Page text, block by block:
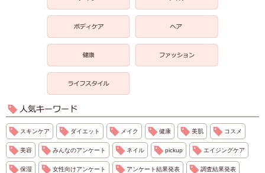
スキンケア ダイエット メイク 健康 美肌 コスメ
美容 みんなのアンケート ネイル pickup エイジングケア
保湿 女性向けアンケート アンケート結果発表 調査結果発表